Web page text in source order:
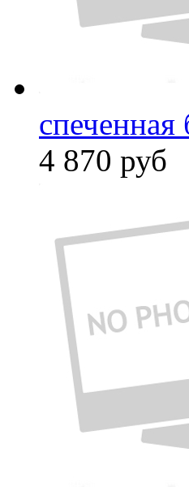
4 870 руб